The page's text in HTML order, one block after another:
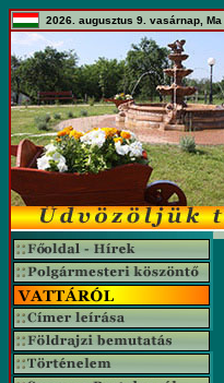
2026. augusztus 9. vasárnap, Ma